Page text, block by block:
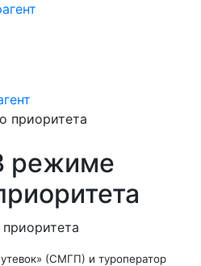
приоритета
режиме
(СМГП) и туроператор